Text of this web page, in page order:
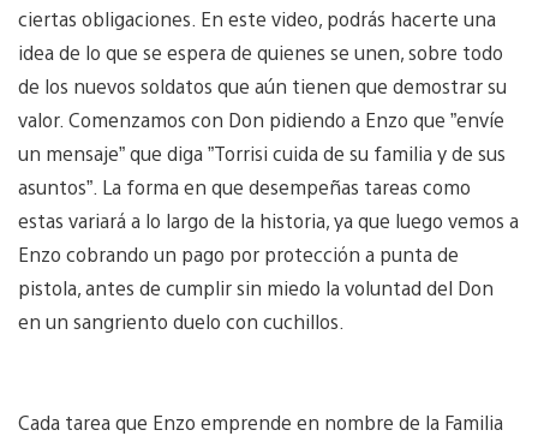
ciertas obligaciones. En este video, podrás hacerte una
idea de lo que se espera de quienes se unen, sobre todo
de los nuevos soldatos que aún tienen que demostrar su
valor. Comenzamos con Don pidiendo a Enzo que ”envíe
un mensaje” que diga ”Torrisi cuida de su familia y de sus
asuntos”. La forma en que desempeñas tareas como
estas variará a lo largo de la historia, ya que luego vemos a
Enzo cobrando un pago por protección a punta de
pistola, antes de cumplir sin miedo la voluntad del Don
en un sangriento duelo con cuchillos.
Cada tarea que Enzo emprende en nombre de la Familia